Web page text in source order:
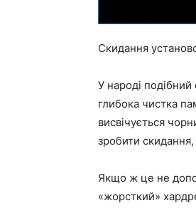
Скидання
У народі
глибока чистка
висвічується
зробити
Якщо ж це не
«жорсткий»